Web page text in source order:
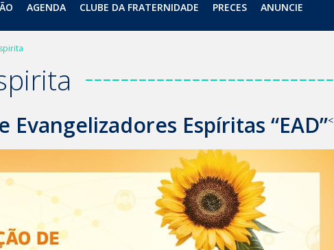
AGENDA CLUBE DA FRATERNIDADE PRECES ANUNCIE
Evangelizadores Espíritas “EAD”<